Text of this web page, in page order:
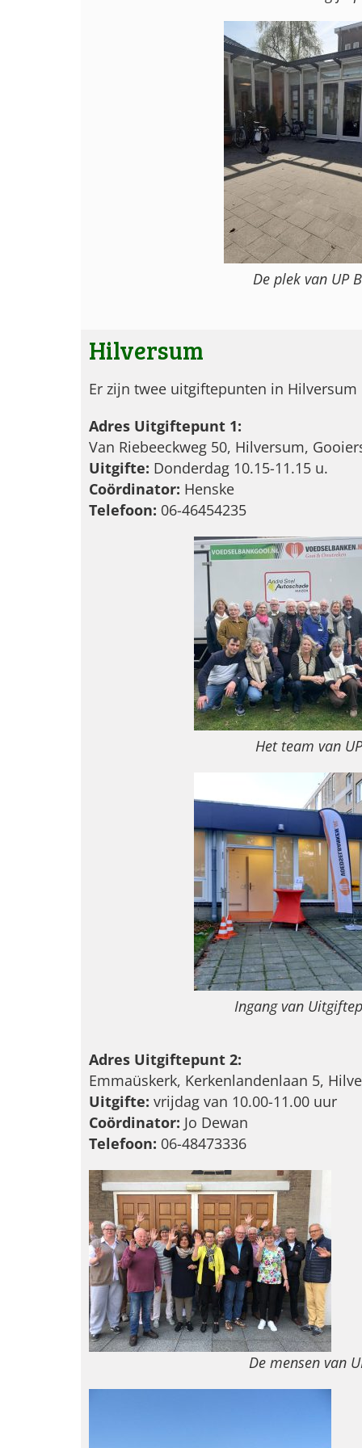
De plek van UP
Hilversum
Er zijn twee uitgiftepunten in Hilversum
Adres Uitgiftepunt 1:
Van Riebeeckweg 50, Hilversum,
Uitgifte: Donderdag 10.15-11.15 u.
Coördinator: Henske
Telefoon: 06-46454235
Het team van
Ingang van
Adres Uitgiftepunt 2:
Emmaüskerk, Kerkenlandenlaan 5,
Uitgifte: vrijdag van 10.00-11.00 uur
Coördinator: Jo Dewan
Telefoon: 06-48473336
De mensen van